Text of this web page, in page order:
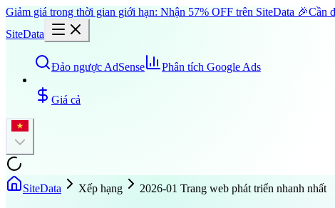
Giảm giá trong thời gian giới hạn: Nhận 57% OFF trên SiteData 🎉Cần
SiteData
Đảo ngược AdSense Phân tích Google Ads
Giá cả
SiteData Xếp hạng 2026-01 Trang web phát triển nhanh nhất